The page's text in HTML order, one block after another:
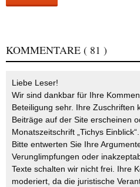
KOMMENTARE ( 81 )
Liebe Leser!
Wir sind dankbar für Ihre
Beteiligung sehr. Ihre Zuschriften
Beiträge auf der Site erscheinen
Monatszeitschrift „Tichys Einblick“.
Bitte entwerten Sie Ihre
Verunglimpfungen oder
Texte schalten wir nicht frei. Ihre
moderiert, da die juristische